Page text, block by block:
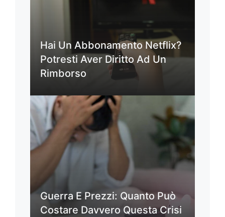
Hai Un Abbonamento Netflix?
Potresti Aver Diritto Ad Un
Rimborso
Guerra E Prezzi: Quanto Può
Costare Davvero Questa Crisi